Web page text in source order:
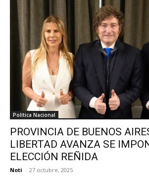
Política Nacional
PROVINCIA DE BUENOS
LIBERTAD AVANZA SE
ELECCIÓN REÑIDA
Noti - 27 octubre, 2025